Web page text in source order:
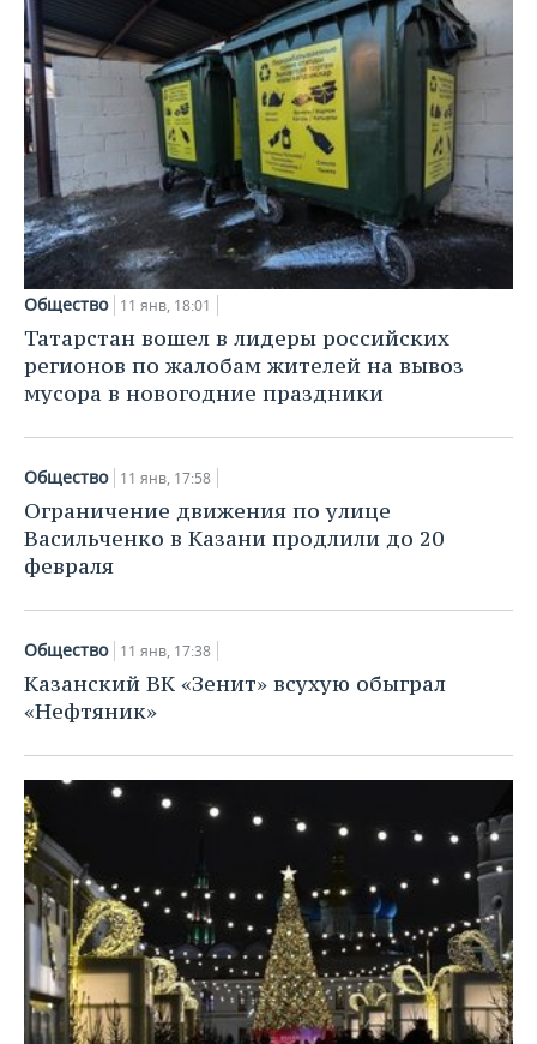
Общество 11 янв, 18:01
Татарстан вошел в лидеры российских
регионов по жалобам жителей на вывоз
мусора в новогодние праздники
Общество 11 янв, 17:58
Ограничение движения по улице
Васильченко в Казани продлили до 20
февраля
Общество 11 янв, 17:38
Казанский ВК «Зенит» всухую обыграл
«Нефтяник»